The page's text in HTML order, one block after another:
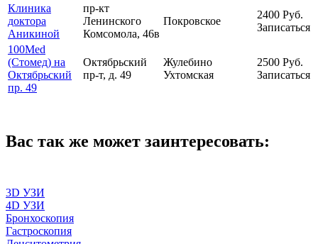
Клиника
доктора
Аникиной
пр-кт
Ленинского
Комсомола, 46в
Покровское
2400 Руб.
Записаться
100Med
(Стомед) на
Октябрьский
пр. 49
Октябрьский
пр-т, д. 49
Жулебино
Ухтомская
2500 Руб.
Записаться
Вас так же может заинтересовать:
3D УЗИ
4D УЗИ
Бронхоскопия
Гастроскопия